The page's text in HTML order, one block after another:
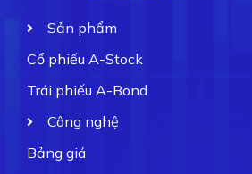
Sản phẩm
Cổ phiếu A-Stock
Trái phiếu A-Bond
Công nghệ
Bảng giá